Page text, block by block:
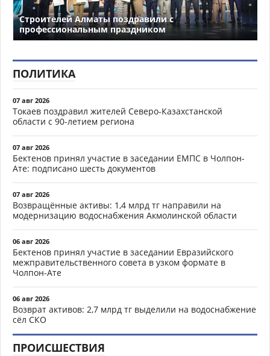
Строителей Алматы поздравили с
профессиональным праздником
ПОЛИТИКА
07 авг 2026
Токаев поздравил жителей Северо-Казахстанской
области с 90-летием региона
07 авг 2026
Бектенов принял участие в заседании ЕМПС в Чолпон-
Ате: подписано шесть документов
07 авг 2026
Возвращённые активы: 1,4 млрд тг направили на
модернизацию водоснабжения Акмолинской области
06 авг 2026
Бектенов принял участие в заседании Евразийского
межправительственного совета в узком формате в
Чолпон-Ате
06 авг 2026
Возврат активов: 2,7 млрд тг выделили на водоснабжение
сёл СКО
ПРОИСШЕСТВИЯ